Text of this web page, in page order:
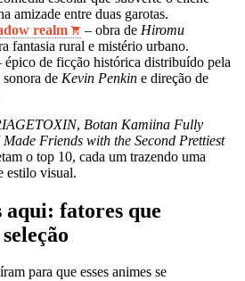
amizade entre duas garotas.
realm
– obra de Hiromu
fantasia rural e mistério urbano.
épico de ficção histórica distribuído pela
de Kevin Penkin e direção de
, Botan Kamiina Fully
Made Friends with the Second Prettiest
o top 10, cada um trazendo uma
estilo visual.
aqui: fatores que
para que esses animes se